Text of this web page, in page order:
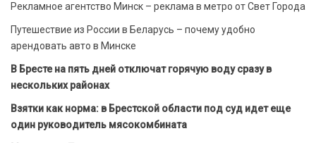
Рекламное агентство Минск – реклама в метро от Свет Города
Путешествие из России в Беларусь – почему удобно
арендовать авто в Минске
В Бресте на пять дней отключат горячую воду сразу в
нескольких районах
Взятки как норма: в Брестской области под суд идет еще
один руководитель мясокомбината